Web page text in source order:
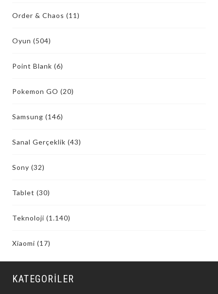
Order & Chaos (11)
Oyun (504)
Point Blank (6)
Pokemon GO (20)
Samsung (146)
Sanal Gerçeklik (43)
Sony (32)
Tablet (30)
Teknoloji (1.140)
Xiaomi (17)
KATEGORILER